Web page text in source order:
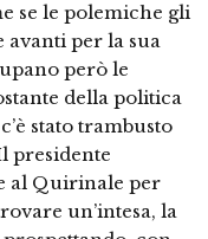
se le polemiche gli
avanti per la sua
però le
della politica
stato trambusto
presidente
al Quirinale per
un’intesa, la